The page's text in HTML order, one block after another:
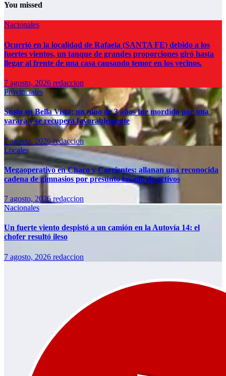
You missed
Nacionales
Ocurrió en la localidad de Rafaela (SANTA FE) debido a los
fuertes vientos, un tanque de grandes proporciones giró hasta
llegar al frente de una casa causando temor en los vecinos.
7 agosto, 2026 redaccion
Provinciales
Susto en Bella Vista: un niño de 3 años fue mordido por una
yarará y se recupera favorablemente
7 agosto, 2026redaccion
Locales
Megaoperativo en Chaco y Corrientes: allanan una reconocida
cadena de gimnasios por presunto lavado de activos
7 agosto, 2026redaccion
Nacionales
Un fuerte viento despistó a un camión en la Autovía 14: el
chofer resultó ileso
7 agosto, 2026 redaccion